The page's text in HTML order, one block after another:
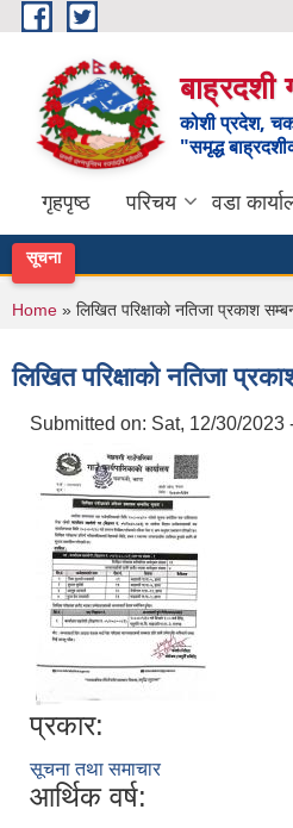
Skip to main content
बाह्रदशी
कोशी प्रदेश,
"समृद्ध
गृहपृष्ठ परिचय वडा
सूचना
You are here
Home » लिखित परिक्षाको नतिजा प्रकाश
लिखित परिक्षाको नतिजा
Submitted on: Sat, 12/30/2023
प्रकार:
सूचना तथा समाचार
आर्थिक वर्ष: